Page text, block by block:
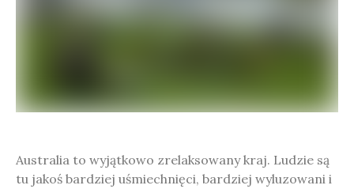
Australia to wyjątkowo zrelaksowany kraj. Ludzie są
tu jakoś bardziej uśmiechnięci, bardziej wyluzowani i